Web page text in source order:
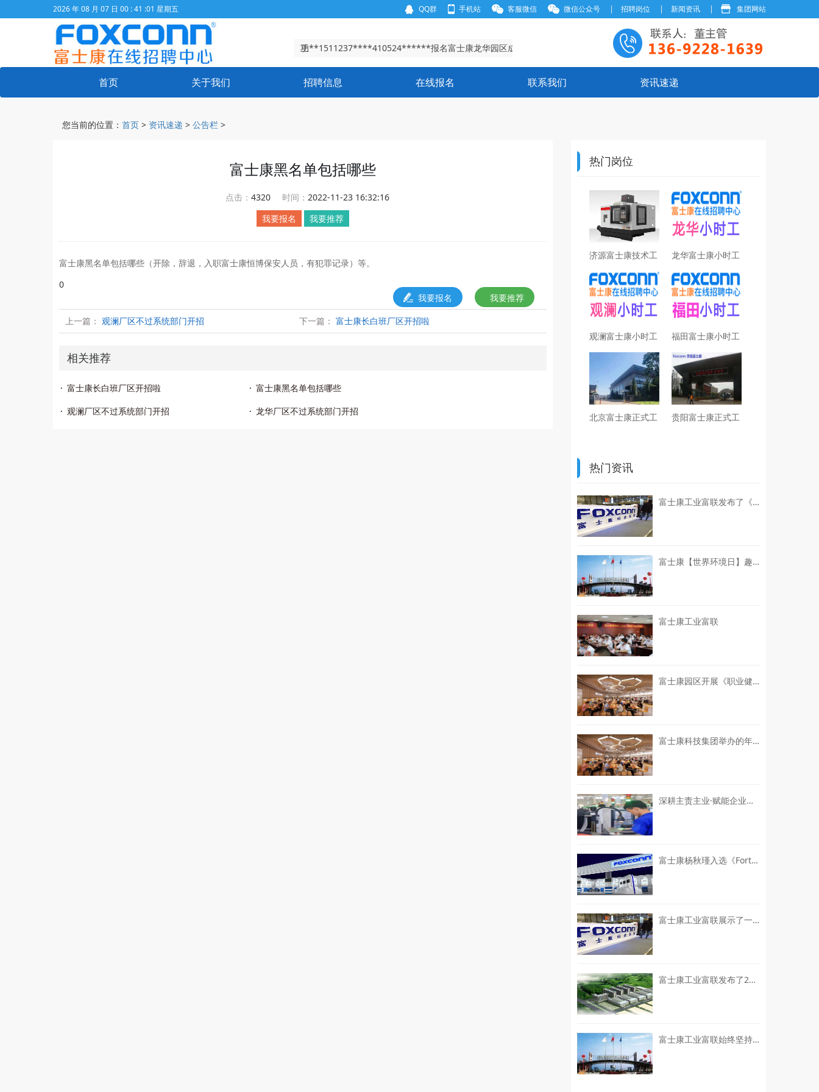
2026 年 08 月 07 日 00 : 41 :01 星期五 QQ群 手机站 客服微信 微信公众号 招聘岗位 新闻资讯 集团网站
叶 **1365518****411321******报名富士康观澜园区成
功
王**1511237****410524******报名富士康龙华园区成
功
谢**156280****430902******报名富士康龙华园区成
功
叶 **1365518****411321******报名富士康观澜园区成
首页 关于我们 招聘信息 在线报名 联系我们 资讯速递
您当前的位置： 首页 > 资讯速递 > 公告栏 >
富士康黑名单包括哪些
点击： 4320 时间： 2022-11-23 16:32:16
我要报名
我要推荐
富士康黑名单包括哪些（开除，辞退，入职富士康恒博保安人员，有犯罪记录）等。
我要推荐
我要报名
0
上一篇： 观澜厂区不过系统部门开招 下一篇： 富士康长白班厂区开招啦
相关推荐
富士康长白班厂区开招啦
富士康黑名单包括哪些
观澜厂区不过系统部门开招
龙华厂区不过系统部门开招
热门岗位
济源富士康技术工 龙华富士康小时工
观澜富士康小时工 福田富士康小时工
北京富士康正式工 贵阳富士康正式工
热门资讯
富士康工业富联发布了《联合国可持续发展目标（UN SDGs）进展报告（2024-2025）》
富士康【世界环境日】趣践环保初心，赋能企业绿色ESG发展
富士康工业富联
富士康园区开展《职业健康监护技术规范》GBZ188-2025解读专项培训
富士康科技集团举办的年度科技盛会
深耕主责主业·赋能企业发展 | 园区召开2026 年中“三委”委员工作交流会
富士康杨秋瑾入选《Fortune》全球最具影响力商界女性
富士康工业富联展示了一系列“灯塔工厂”的建设成就
富士康工业富联发布了2026年上半年的业绩预增公告
富士康工业富联始终坚持“EPS+ESG”双轮驱动的可持续发展战略